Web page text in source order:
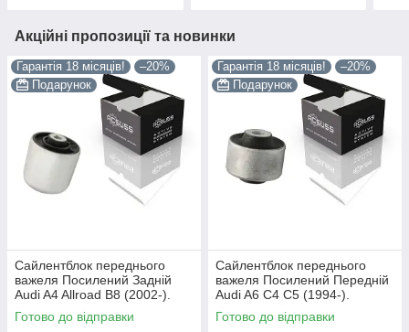
Акційні пропозиції та новинки
Гарантія 18 місяців!
–20%
Подарунок
Сайлентблок переднього
важеля Посилений Задній
Audi A4 Allroad B8 (2002-).
Нижній. Корея ACSUSS!
4H0407183 , TD1247W ,
Готово до відправки
Гарантія 18 місяців!
–20%
Подарунок
Сайлентблок переднього
важеля Посилений Передній
Audi A6 C4 C5 (1994-).
Верхній. Корея ACSUSS!
35379 , JBU138 , TD1062W
Готово до відправки